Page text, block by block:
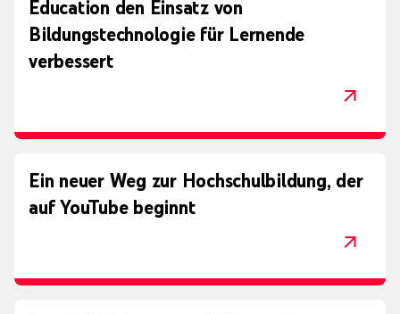
Education den Einsatz von
Bildungstechnologie für Lernende
verbessert
Ein neuer Weg zur Hochschulbildung, der
auf YouTube beginnt